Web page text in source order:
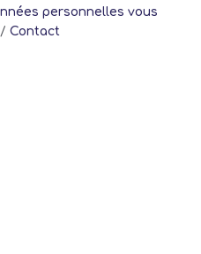
personnelles vous
Contact